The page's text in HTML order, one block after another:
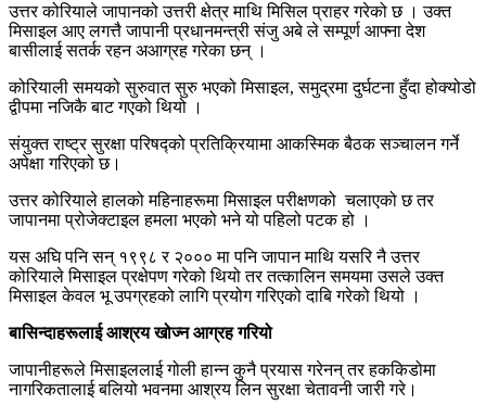
उत्तर कोरियाले जापानको उत्तरी क्षेत्र माथि मिसिल प्राहर गरेको छ । उक्त
मिसाइल आए लगत्तै जापानी प्रधानमन्त्री संजु अबे ले सम्पूर्ण आफ्ना देश
बासीलाई सतर्क रहन अआग्रह गरेका छन् ।
कोरियाली समयको सुरुवात सुरु भएको मिसाइल, समुद्रमा दुर्घटना हुँदा होक्योडो
द्वीपमा नजिकै बाट गएको थियो ।
संयुक्त राष्ट्र सुरक्षा परिषद्को प्रतिक्रियामा आकस्मिक बैठक सञ्चालन गर्ने
अपेक्षा गरिएको छ।
उत्तर कोरियाले हालको महिनाहरूमा मिसाइल परीक्षणको चलाएको छ तर
जापानमा प्रोजेक्टाइल हमला भएको भने यो पहिलो पटक हो ।
यस अघि पनि सन् १९९८ र २००० मा पनि जापान माथि यसरि नै उत्तर
कोरियाले मिसाइल प्रक्षेपण गरेको थियो तर तत्कालिन समयमा उसले उक्त
मिसाइल केवल भू उपग्रहको लागि प्रयोग गरिएको दाबि गरेको थियो ।
बासिन्दाहरूलाई आश्रय खोज्न आग्रह गरियो
जापानीहरूले मिसाइललाई गोली हान्न कुनै प्रयास गरेनन् तर हककिडोमा
नागरिकतालाई बलियो भवनमा आश्रय लिन सुरक्षा चेतावनी जारी गरे।